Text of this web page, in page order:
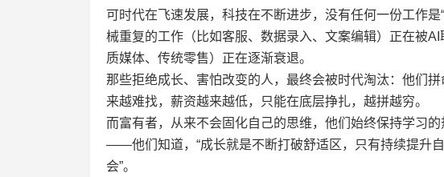
可时代在飞速发展，科技在不断进步，没有任何一份工作
械重复的工作（比如客服、数据录入、文案编辑）正在被
质媒体、传统零售）正在逐渐衰退。
那些拒绝成长、害怕改变的人，最终会被时代淘汰：他们
来越难找，薪资越来越低，只能在底层挣扎，越拼越穷。
而富有者，从来不会固化自己的思维，他们始终保持学习
——他们知道，“成长就是不断打破舒适区，只有持续提升
会”。